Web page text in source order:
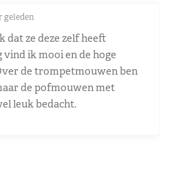
geleden
ze deze zelf heeft
ik mooi en de hoge
de trompetmouwen ben
de pofmouwen met
leuk bedacht.